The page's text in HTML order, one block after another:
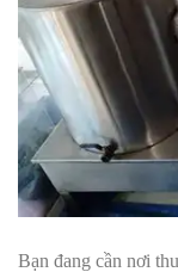
Bạn đang cần nơi